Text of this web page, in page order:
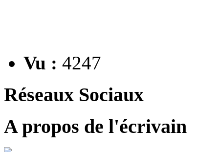
Vu : 4247
Réseaux Sociaux
A propos de l'écrivain